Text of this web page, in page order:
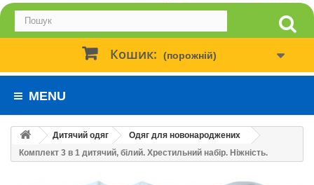
Кошик: (порожній)
MENU
Дитячий одяг
Одяг для новонароджених
Комплект 3 в 1 дитячий, білий. Хрестильний набір. Ніжність.